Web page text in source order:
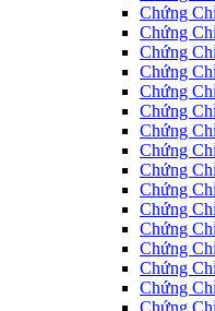
Chứng
Chứng
Chứng
Chứng
Chứng
Chứng
Chứng
Chứng
Chứng
Chứng
Chứng
Chứng
Chứng
Chứng
Chứng
Chứng